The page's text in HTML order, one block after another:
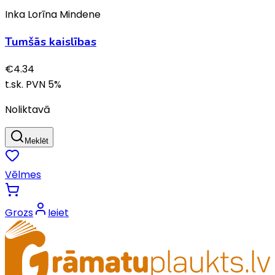
Inka Lorīna Mindene
Tumšās kaislības
€4.34
t.sk. PVN 5%
Noliktavā
Meklēt
Vēlmes
Grozs Ieiet